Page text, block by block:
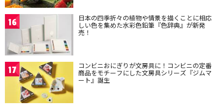
16 日本の四季折々の植物や情景を描くことに相応
しい色を集めた水彩色鉛筆『色辞典』が新発
売！
17 コンビニおにぎりが文房具に！コンビニの定番
商品をモチーフにした文房具シリーズ『ジムマ
ート』誕生